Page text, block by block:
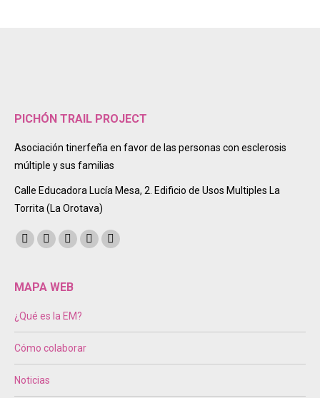
PICHÓN TRAIL PROJECT
Asociación tinerfeña en favor de las personas con esclerosis
múltiple y sus familias
Calle Educadora Lucía Mesa, 2. Edificio de Usos Multiples La
Torrita (La Orotava)
Encuéntranos en:
Facebook
opens
new
Twitter
opens
new
Instagram
opens
new
Mail Sitio
MAPA WEB
¿Qué es la EM?
Cómo colaborar
Noticias